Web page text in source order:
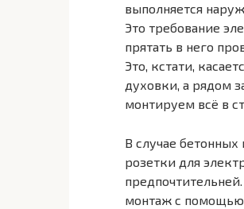
выполняется
Это требование
прятать в него
Это, кстати,
духовки, а рядом
монтируем всё в
В случае
розетки для
монтаж с помощью